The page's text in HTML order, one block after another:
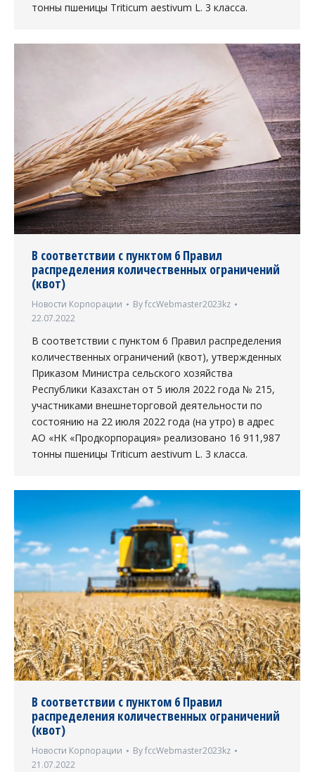
тонны пшеницы Triticum aestivum L. 3 класса.
В соответствии с пунктом 6 Правил
распределения количественных ограничений
(квот)
Новости Корпорации ByfccWebmaster2023kz
22.07.2022
В соответствии с пунктом 6 Правил распределения
количественных ограничений (квот), утвержденных
Приказом Министра сельского хозяйства
Республики Казахстан от 5 июля 2022 года № 215,
участниками внешнеторговой деятельности по
состоянию на 22 июля 2022 года (на утро) в адрес
АО «НК «Продкорпорация» реализовано 16 911,987
тонны пшеницы Triticum aestivum L. 3 класса.
В соответствии с пунктом 6 Правил
распределения количественных ограничений
(квот)
Новости Корпорации ByfccWebmaster2023kz
21.07.2022